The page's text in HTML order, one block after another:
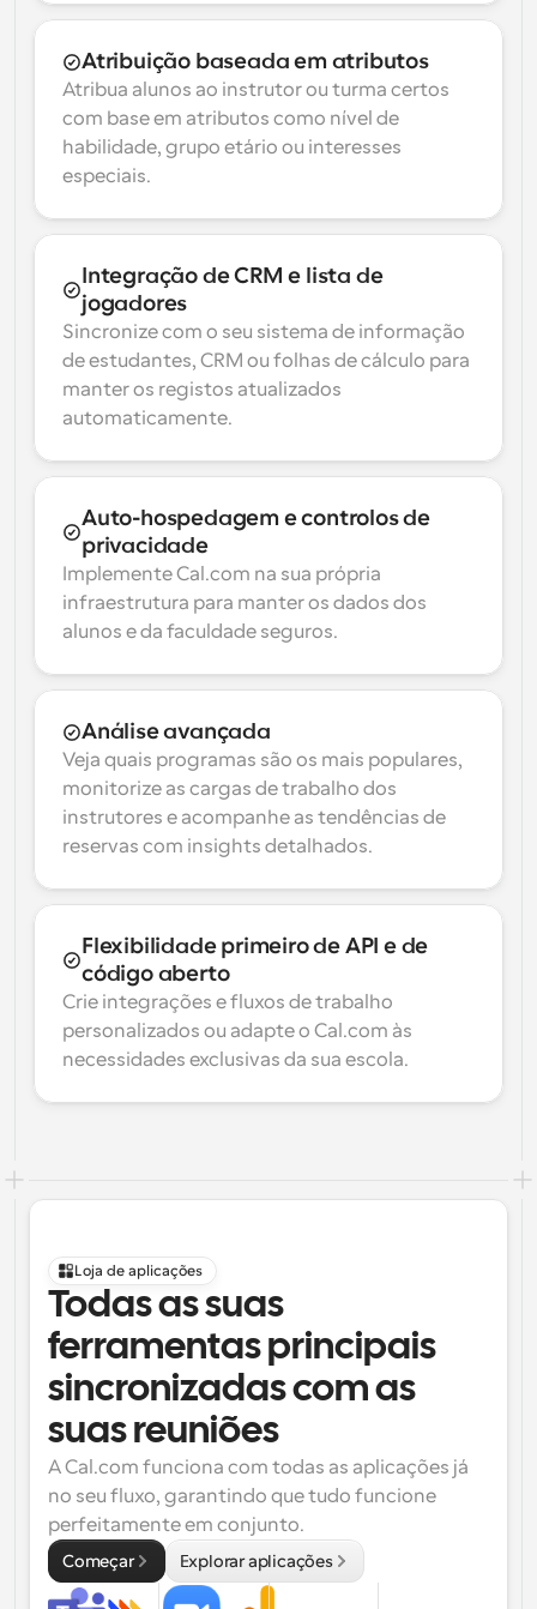
Atribuição baseada em atributos
Atribua alunos ao instrutor ou turma certos
com base em atributos como nível de
habilidade, grupo etário ou interesses
especiais.
Integração de CRM e lista de
jogadores
Sincronize com o seu sistema de informação
de estudantes, CRM ou folhas de cálculo para
manter os registos atualizados
automaticamente.
Auto-hospedagem e controlos de
privacidade
Implemente Cal.com na sua própria
infraestrutura para manter os dados dos
alunos e da faculdade seguros.
Análise avançada
Veja quais programas são os mais populares,
monitorize as cargas de trabalho dos
instrutores e acompanhe as tendências de
reservas com insights detalhados.
Flexibilidade primeiro de API e de
código aberto
Crie integrações e fluxos de trabalho
personalizados ou adapte o Cal.com às
necessidades exclusivas da sua escola.
Loja de aplicações
Todas as suas
ferramentas principais
sincronizadas com as
suas reuniões
A Cal.com funciona com todas as aplicações já
no seu fluxo, garantindo que tudo funcione
perfeitamente em conjunto.
Começar Explorar aplicações